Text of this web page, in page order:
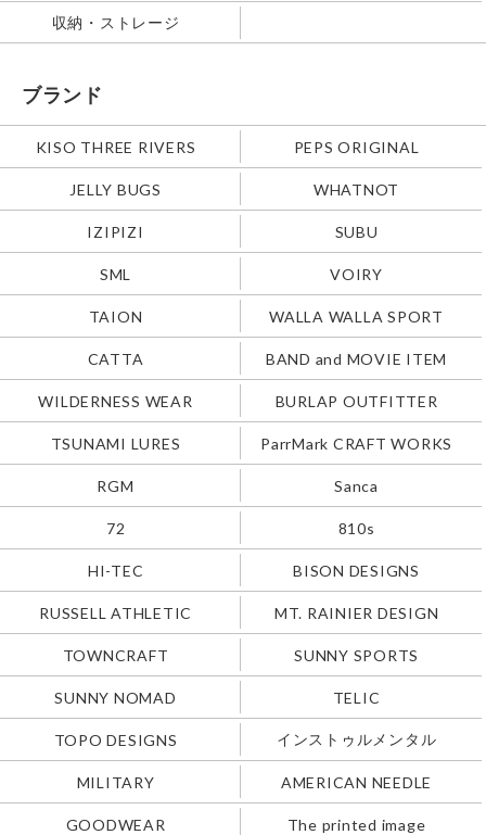
収納・ストレージ
ブランド
KISO THREE RIVERS PEPS ORIGINAL
JELLY BUGS WHATNOT
IZIPIZI SUBU
SML VOIRY
TAION WALLA WALLA SPORT
CATTA BAND and MOVIE ITEM
WILDERNESS WEAR BURLAP OUTFITTER
TSUNAMI LURES ParrMark CRAFT WORKS
RGM Sanca
72 810s
HI-TEC BISON DESIGNS
RUSSELL ATHLETIC MT. RAINIER DESIGN
TOWNCRAFT SUNNY SPORTS
SUNNY NOMAD TELIC
TOPO DESIGNS インストゥルメンタル
MILITARY AMERICAN NEEDLE
GOODWEAR The printed image